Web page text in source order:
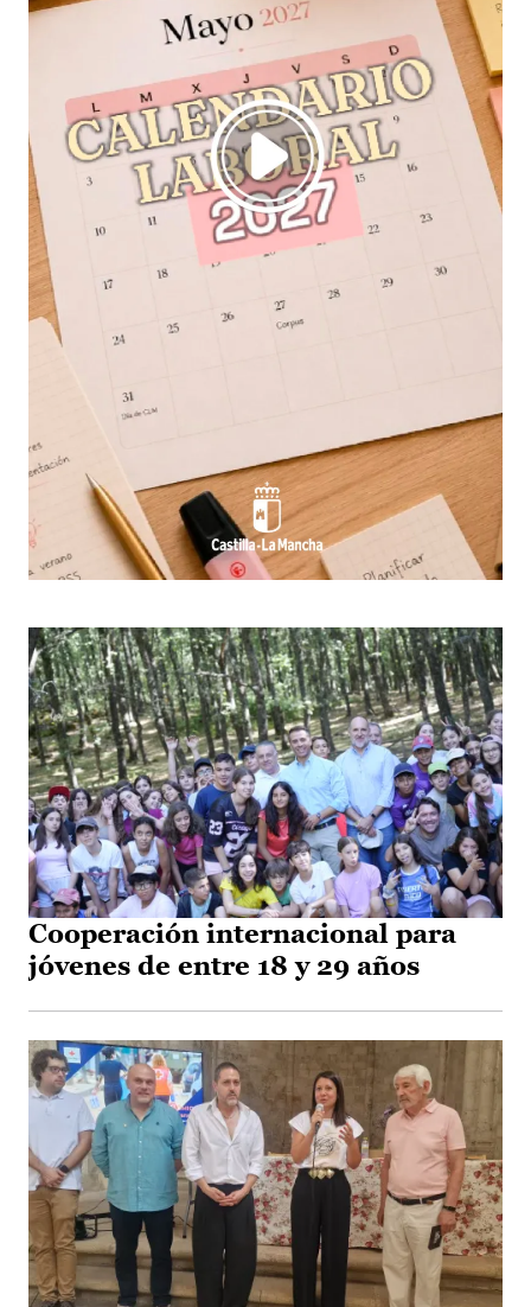
Cooperación internacional para
jóvenes de entre 18 y 29 años